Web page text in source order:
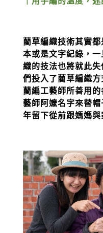
藺草編織技術其實
本或是文字紀錄，
織的技法也將就此
們投入了藺草編織
藺編工藝師所善用
藝師阿嬤名字來替
年留下從前跟媽媽與